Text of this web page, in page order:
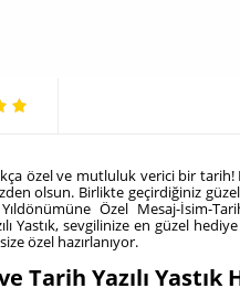
özel ve mutluluk verici bir tarih!
olsun. Birlikte geçirdiğiniz
Özel Mesaj-İsim-
Yastık, sevgilinize en güzel
özel hazırlanıyor.
Tarih Yazılı